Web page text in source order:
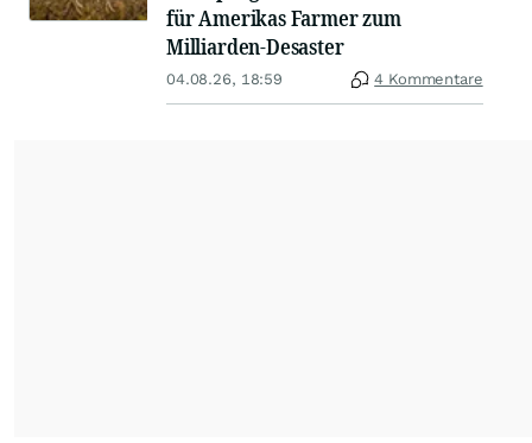
für Amerikas Farmer zum
Milliarden-Desaster
04.08.26, 18:59 4 Kommentare